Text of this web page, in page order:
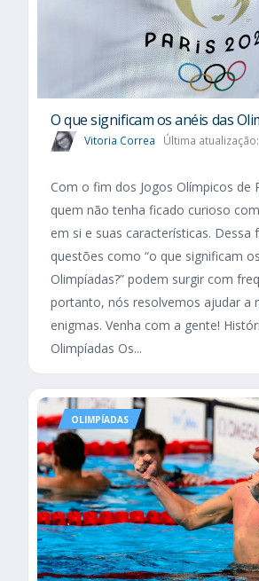
O que significam os anéis das
Vitoria Correa Última
Com o fim dos Jogos Olímpicos de
quem não tenha ficado curioso
em si e suas características. Dessa
questões como “o que significam
Olimpíadas?” podem surgir com
portanto, nós resolvemos ajudar a
enigmas. Venha com a gente!
Olimpíadas Os...
OLIMPÍADAS